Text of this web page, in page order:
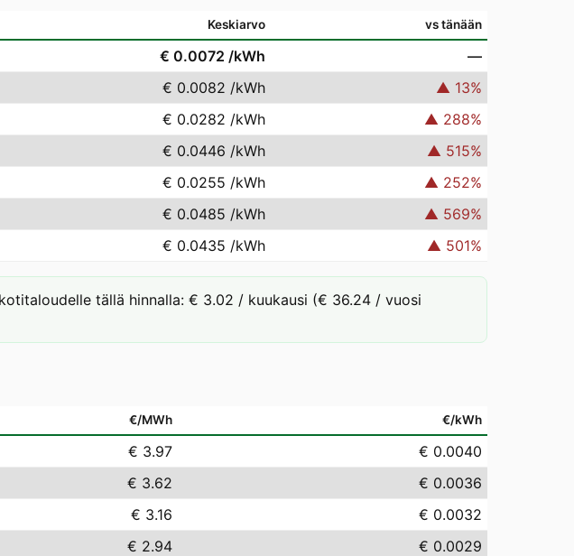
Keskiarvo vs tänään
€ 0.0072 /kWh
—
€ 0.0082 /kWh ▲ 13%
€ 0.0282 /kWh ▲ 288%
€ 0.0446 /kWh ▲ 515%
€ 0.0255 /kWh ▲ 252%
€ 0.0485 /kWh ▲ 569%
€ 0.0435 /kWh ▲ 501%
tällä hinnalla: € 3.02 / kuukausi (€ 36.24 / vuosi
€/MWh €/kWh
€ 3.97
€ 0.0040
€ 3.62
€ 0.0036
€ 3.16
€ 0.0032
€ 2.94
€ 0.0029